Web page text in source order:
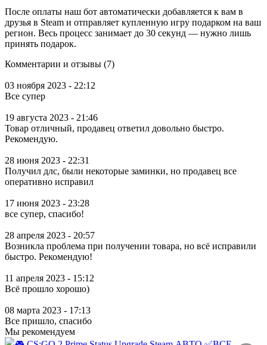
После оплаты наш бот автоматически добавляется к вам в
друзья в Steam и отправляет купленную игру подарком на ваш
регион. Весь процесс занимает до 30 секунд — нужно лишь
принять подарок.
Комментарии и отзывы (7)
03 ноября 2023 - 22:12
Все супер
19 августа 2023 - 21:46
Товар отличный, продавец ответил довольно быстро.
Рекомендую.
28 июня 2023 - 22:31
Получил длс, были некоторые заминки, но продавец все
оперативно исправил
17 июня 2023 - 23:28
все супер, спасибо!
28 апреля 2023 - 20:57
Возникла проблема при получении товара, но всё исправили
быстро. Рекомендую!
11 апреля 2023 - 15:12
Всё прошло хорошо)
08 марта 2023 - 17:13
Все пришло, спасибо
Мы рекомендуем